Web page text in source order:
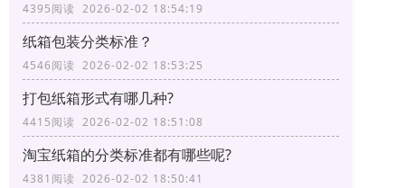
4395阅读 2026-02-02 18:54:19
纸箱包装分类标准？
4546阅读 2026-02-02 18:53:25
打包纸箱形式有哪几种?
4415阅读 2026-02-02 18:51:08
淘宝纸箱的分类标准都有哪些呢?
4381阅读 2026-02-02 18:50:41